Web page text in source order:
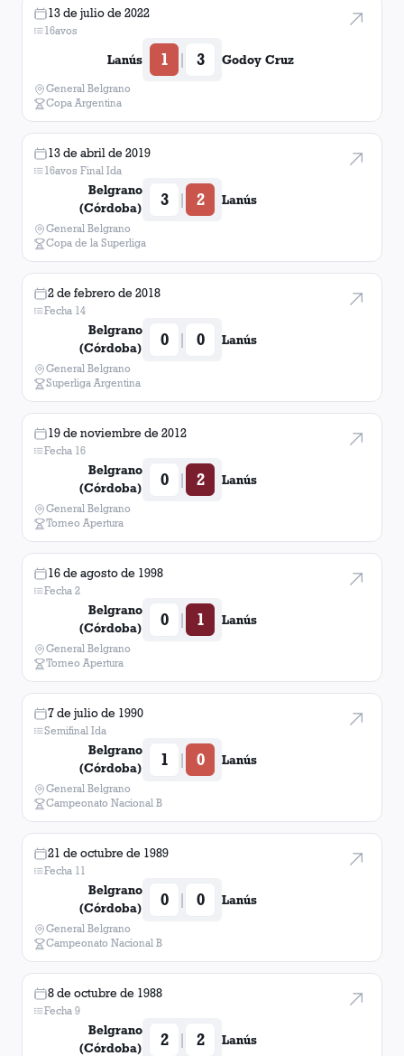
13 de julio de 2022
16avos
Lanús 1 | 3 Godoy Cruz
General Belgrano
Copa Argentina
13 de abril de 2019
16avos Final Ida
Belgrano
(Córdoba)
3 | 2 Lanús
General Belgrano
Copa de la Superliga
2 de febrero de 2018
Fecha 14
Belgrano
(Córdoba)
0 | 0 Lanús
General Belgrano
Superliga Argentina
19 de noviembre de 2012
Fecha 16
Belgrano
(Córdoba)
0 | 2 Lanús
General Belgrano
Torneo Apertura
16 de agosto de 1998
Fecha 2
Belgrano
(Córdoba)
0 | 1 Lanús
General Belgrano
Torneo Apertura
7 de julio de 1990
Semifinal Ida
Belgrano
(Córdoba)
1 | 0 Lanús
General Belgrano
Campeonato Nacional B
21 de octubre de 1989
Fecha 11
Belgrano
(Córdoba)
0 | 0 Lanús
General Belgrano
Campeonato Nacional B
8 de octubre de 1988
Fecha 9
Belgrano
(Córdoba)
2 | 2 Lanús